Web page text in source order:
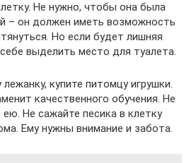
Не нужно, чтобы она была
– он должен иметь возможность
Но если будет лишняя
выделить место для туалета.
купите питомцу игрушки.
качественного обучения. Не
ею. Не сажайте песика в клетку
Ему нужны внимание и забота.